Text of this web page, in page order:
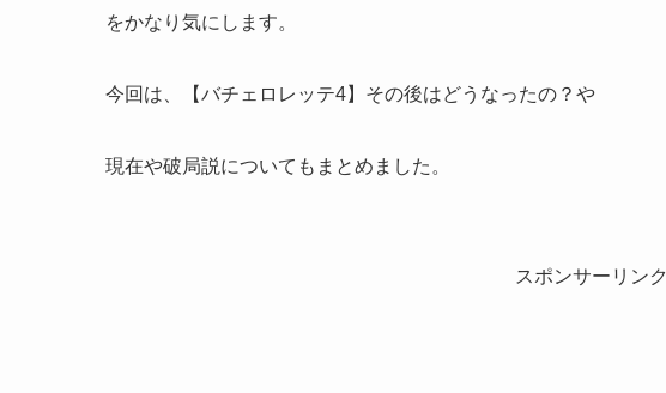
をかなり気にします。
今回は、【バチェロレッテ4】その後はどうなったの？や
現在や破局説についてもまとめました。
スポンサーリンク